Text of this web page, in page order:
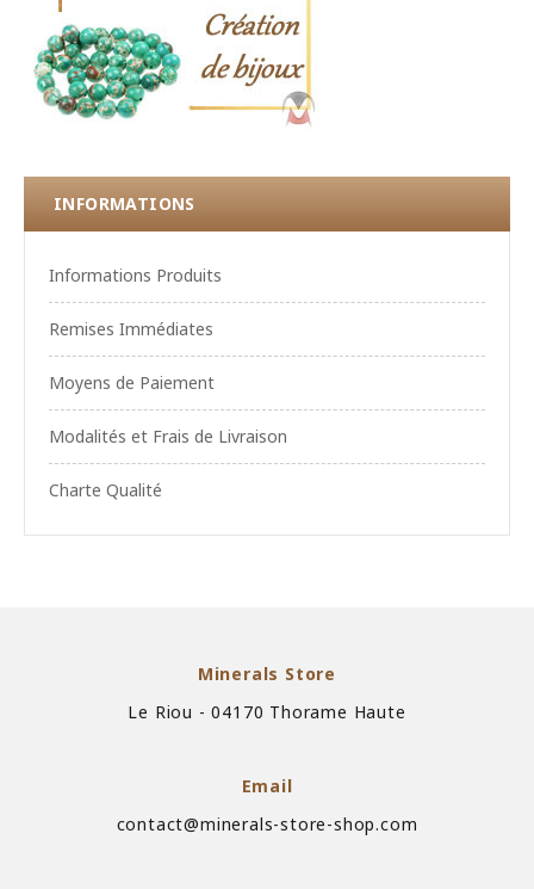
INFORMATIONS
Informations Produits
Remises Immédiates
Moyens de Paiement
Modalités et Frais de Livraison
Charte Qualité
Minerals Store
Le Riou - 04170 Thorame Haute
Email
contact@minerals-store-shop.com